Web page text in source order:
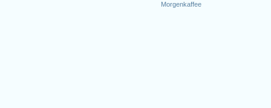
Morgenkaffee